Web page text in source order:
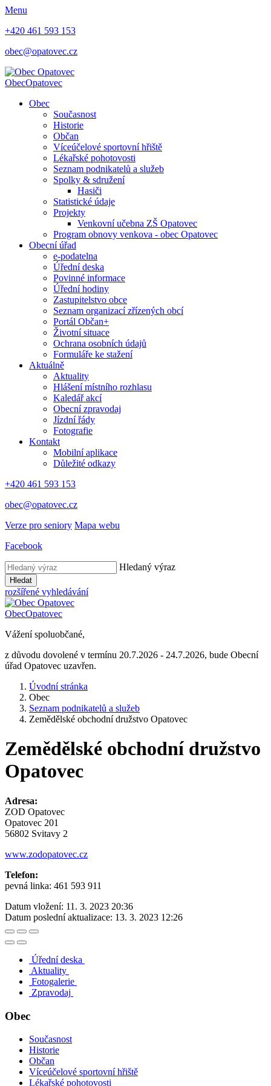
Menu
+420 461 593 153
obec@opatovec.cz
ObecOpatovec
Obec
Současnost
Historie
Občan
Víceúčelové sportovní hřiště
Lékařské pohotovosti
Seznam podnikatelů a služeb
Spolky & sdružení
Hasiči
Statistické údaje
Projekty
Venkovní učebna ZŠ Opatovec
Program obnovy venkova - obec Opatovec
Obecní úřad
e-podatelna
Úřední deska
Povinné informace
Úřední hodiny
Zastupitelstvo obce
Seznam organizací zřízených obcí
Portál Občan+
Životní situace
Ochrana osobních údajů
Formuláře ke stažení
Aktuálně
Aktuality
Hlášení místního rozhlasu
Kaledář akcí
Obecní zpravodaj
Jízdní řády
Fotografie
Kontakt
Mobilní aplikace
Důležité odkazy
+420 461 593 153
obec@opatovec.cz
Verze pro seniory Mapa webu
Facebook
Hledaný výraz
Hledat
rozšířené vyhledávání
ObecOpatovec
Vážení spoluobčané,
z důvodu dovolené v termínu 20.7.2026 - 24.7.2026, bude Obecní
úřad Opatovec uzavřen.
Úvodní stránka
Obec
Seznam podnikatelů a služeb
Zemědělské obchodní družstvo Opatovec
Zemědělské obchodní družstvo
Opatovec
Adresa:
ZOD Opatovec
Opatovec 201
56802 Svitavy 2
www.zodopatovec.cz
Telefon:
pevná linka: 461 593 911
Datum vložení: 11. 3. 2023 20:36
Datum poslední aktualizace: 13. 3. 2023 12:26
Úřední deska
Aktuality
Fotogalerie
Zpravodaj
Obec
Současnost
Historie
Občan
Víceúčelové sportovní hřiště
Lékařské pohotovosti